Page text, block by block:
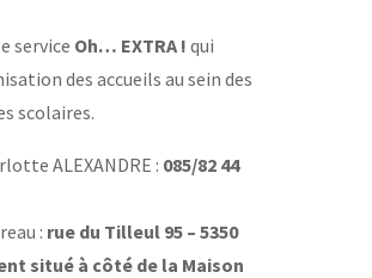
service Oh… EXTRA ! qui
des accueils au sein des
scolaires.
ALEXANDRE : 085/82 44
: rue du Tilleul 95 – 5350
situé à côté de la Maison